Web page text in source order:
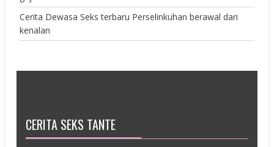
Cerita Dewasa Seks terbaru Perselinkuhan berawal dari
kenalan
CERITA SEKS TANTE